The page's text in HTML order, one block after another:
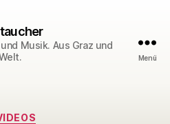
Musik. Aus Graz und
Menü
Kategorien